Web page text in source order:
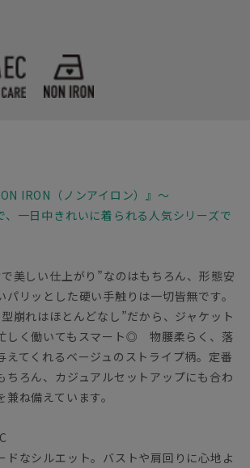
IRON（ノンアイロン）』～
、一日中きれいに着られる人気シリーズで
美しい仕上がり”なのはもちろん、形態安
リッとした硬い手触りは一切皆無です。
崩れはほとんどなし”だから、ジャケット
しく働いてもスマート◎ 物腰柔らく、落
えてくれるベージュのストライプ柄。定番
ちろん、カジュアルセットアップにも合わ
ね備えています。
ドなシルエット。バストや肩回りに心地よ